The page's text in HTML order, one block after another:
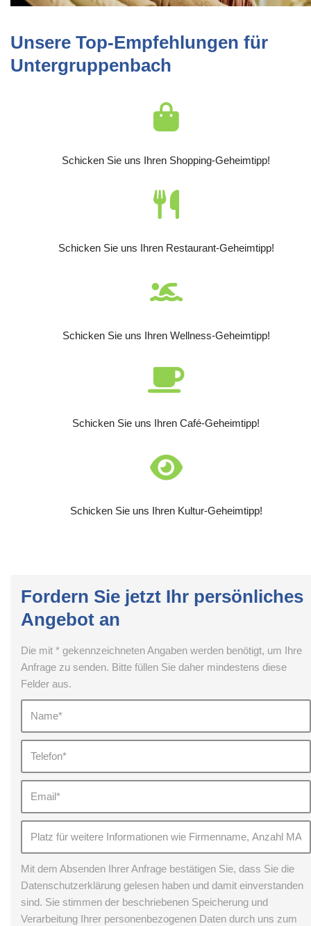
Unsere Top-Empfehlungen für
Untergruppenbach
Schicken Sie uns Ihren Shopping-Geheimtipp!
Schicken Sie uns Ihren Restaurant-Geheimtipp!
Schicken Sie uns Ihren Wellness-Geheimtipp!
Schicken Sie uns Ihren Café-Geheimtipp!
Schicken Sie uns Ihren Kultur-Geheimtipp!
Fordern Sie jetzt Ihr persönliches
Angebot an
Die mit * gekennzeichneten Angaben werden benötigt, um Ihre
Anfrage zu senden. Bitte füllen Sie daher mindestens diese
Felder aus.
Mit dem Absenden Ihrer Anfrage bestätigen Sie, dass Sie die
Datenschutzerklärung gelesen haben und damit einverstanden
sind. Sie stimmen der beschriebenen Speicherung und
Verarbeitung Ihrer personenbezogenen Daten durch uns zum